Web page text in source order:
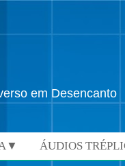
em Desencanto
ÁUDIOS